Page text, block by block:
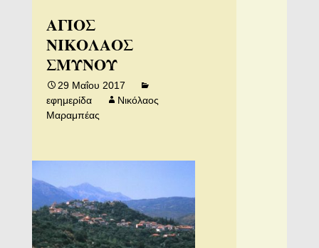
ΑΓΙΟΣ
ΝΙΚΟΛΑΟΣ
ΣΜΥΝΟΥ
29 Μαΐου 2017
εφημερίδα
Νικόλαος
Μαραμπέας